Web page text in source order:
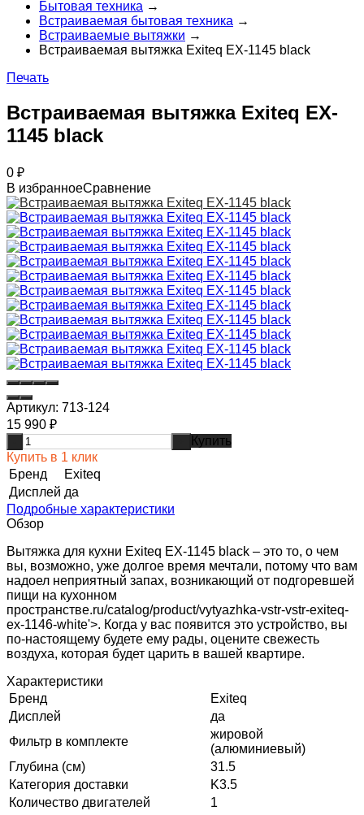
Бытовая техника →
Встраиваемая бытовая техника →
Встраиваемые вытяжки →
Встраиваемая вытяжка Exiteq EX-1145 black
Печать
Встраиваемая вытяжка Exiteq EX-
1145 black
0 ₽
В избранноеСравнение
Артикул: 713-124
15 990 ₽
Купить
Купить в 1 клик
Бренд
Exiteq
Дисплей да
Подробные характеристики
Обзор
Вытяжка для кухни Exiteq EX-1145 black – это то, о чем
вы, возможно, уже долгое время мечтали, потому что вам
надоел неприятный запах, возникающий от подгоревшей
пищи на кухонном
пространстве.ru/catalog/product/vytyazhka-vstr-vstr-exiteq-
ex-1146-white'>. Когда у вас появится это устройство, вы
по-настоящему будете ему рады, оцените свежесть
воздуха, которая будет царить в вашей квартире.
Характеристики
Бренд
Exiteq
Дисплей
да
Фильтр в комплекте
жировой
(алюминиевый)
Глубина (см)
31.5
Категория доставки
K3.5
Количество двигателей
1